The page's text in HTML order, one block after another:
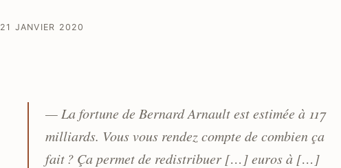
21 JANVIER 2020
— La fortune de Bernard Arnault est estimée à 117
milliards. Vous vous rendez compte de combien ça
fait ? Ça permet de redistribuer […] euros à […]